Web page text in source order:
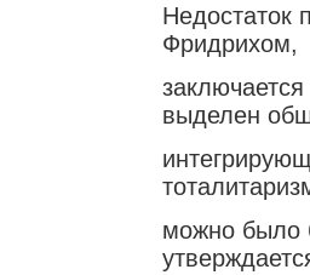
Недостаток
Фридрихом,
выделен
можно было